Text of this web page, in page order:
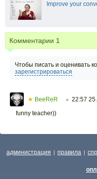
Improve your
Комментарии 1
Чтобы писать и оценивать
зарегистрироваться
★ BeeReR ○ 22:57
funny teacher))
администрация | правила |